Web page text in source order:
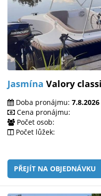
Jasmína Valory
Doba pronájmu:
Cena pronájmu:
Počet osob:
Počet lůžek:
PŘEJÍT NA OBJEDNÁVKU